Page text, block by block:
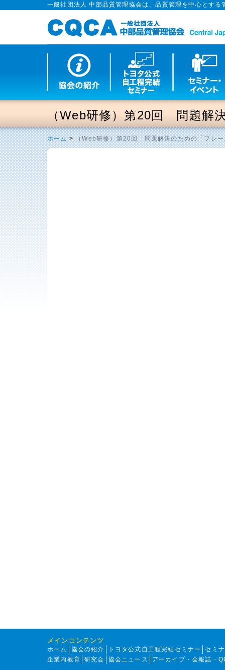
一般社団法人 中部品質管理協会は、品質管理を中心とす
（Web研修）第20回 問題解
ホーム>（Web研修）第20回 問題解決のための「フレ
メインコンテンツ
ホーム 協会の紹介 トヨタ公式自工程完結セミナー
セミ
企業内教育
研究会 協会ニュース アーカイブ・会報誌・